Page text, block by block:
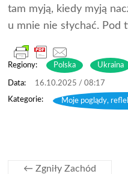
tam myją, kiedy myją
u mnie nie słychać. Pod
Regiony: Polska Ukraina
16.10.2025 / 08:17
Moje poglądy,
← Zgniły Zachód